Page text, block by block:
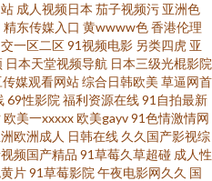
线 91蜜芽久久 最新国产91视频最 91
逼 在线观看小视频 日日操男人天堂 日
雷黑丝美女 国产盗摄久久 东方AV免费
在线观看 91人妻白丝 91豆花在线看
成人视频日本 茄子视频污 亚洲色
精东传媒入口 黄wwww色香港伦理
一区二区91视频电影 另类四虎 亚
日本天堂视频导航 日本三级光棍影院
媒观看网站综合日韩欧美 草逼网首
69性影院 福利资源在线91自拍最新
欧美一xxxxx欧美gayv91色情激情网
欧洲成人 日韩在线 久久国产影视综
频国产精品 91草莓久草超碰 成人性
片91草莓影院 午夜电影网久久 国